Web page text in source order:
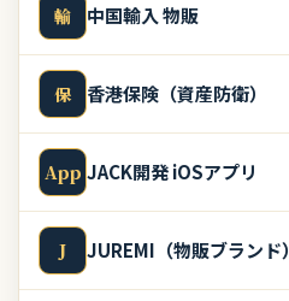
輸 中国輸入 物販
保 香港保険（資産防衛）
App JACK開発 iOSアプリ
J JUREMI（物販ブランド）